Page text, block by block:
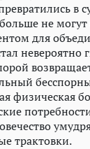
в
не могут
для
невероятно
физическая
трактовки.